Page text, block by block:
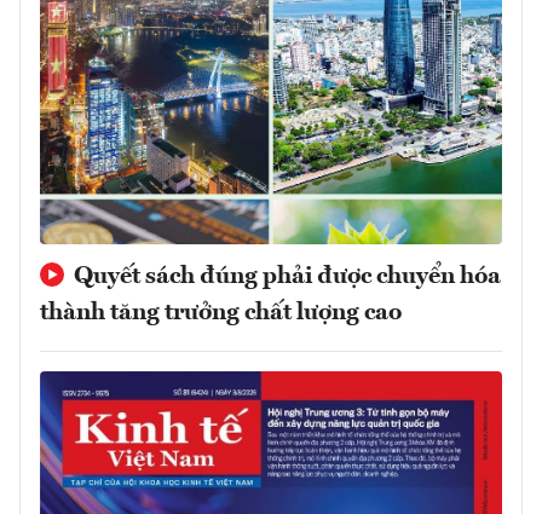
Quyết sách đúng phải được chuyển hóa
thành tăng trưởng chất lượng cao